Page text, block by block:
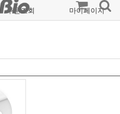
주문조회 마이페이지